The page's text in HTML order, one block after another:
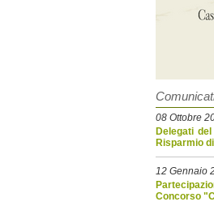
08 Ottobre
Delegati
Risparmio
12 Gennaio
Concorso